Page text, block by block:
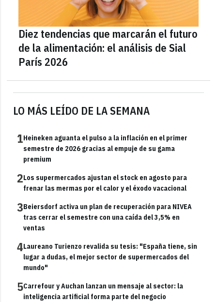
LO MÁS LEÍDO DE LA SEMANA
1Heineken aguanta el pulso a la inflación en el primer
semestre de 2026 gracias al empuje de su gama
premium
2Los supermercados ajustan el stock en agosto para
frenar las mermas por el calor y el éxodo vacacional
3Beiersdorf activa un plan de recuperación para NIVEA
tras cerrar el semestre con una caída del 3,5% en
ventas
4Laureano Turienzo revalida su tesis: "España tiene, sin
lugar a dudas, el mejor sector de supermercados del
mundo"
5Carrefour y Auchan lanzan un mensaje al sector: la
inteligencia artificial forma parte del negocio
Diez tendencias que marcarán el futuro
de la alimentación: el análisis de Sial
París 2026